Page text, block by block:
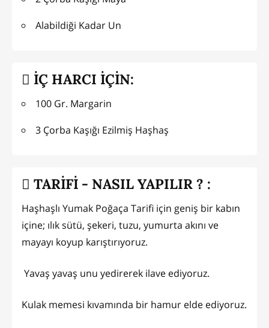
Alabildiği Kadar Un
İÇ HARCI İÇİN:
100 Gr. Margarin
3 Çorba Kaşığı Ezilmiş Haşhaş
TARİFİ - NASIL YAPILIR ? :
Haşhaşlı Yumak Poğaça Tarifi için geniş bir kabın
içine; ılık sütü, şekeri, tuzu, yumurta akını ve
mayayı koyup karıştırıyoruz.
Yavaş yavaş unu yedirerek ilave ediyoruz.
Kulak memesi kıvamında bir hamur elde ediyoruz.